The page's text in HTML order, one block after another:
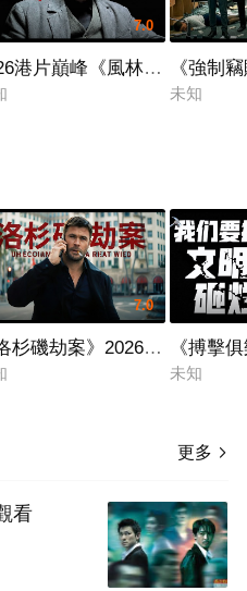
千萬不能惹，爲了身份不
7.0
港片巔峰《風林火山》，
《強制
未知
國複仇爽片，黃政民在監
7.0
杉磯劫案》2026最新炸裂猛
《搏擊
未知
更多 
看